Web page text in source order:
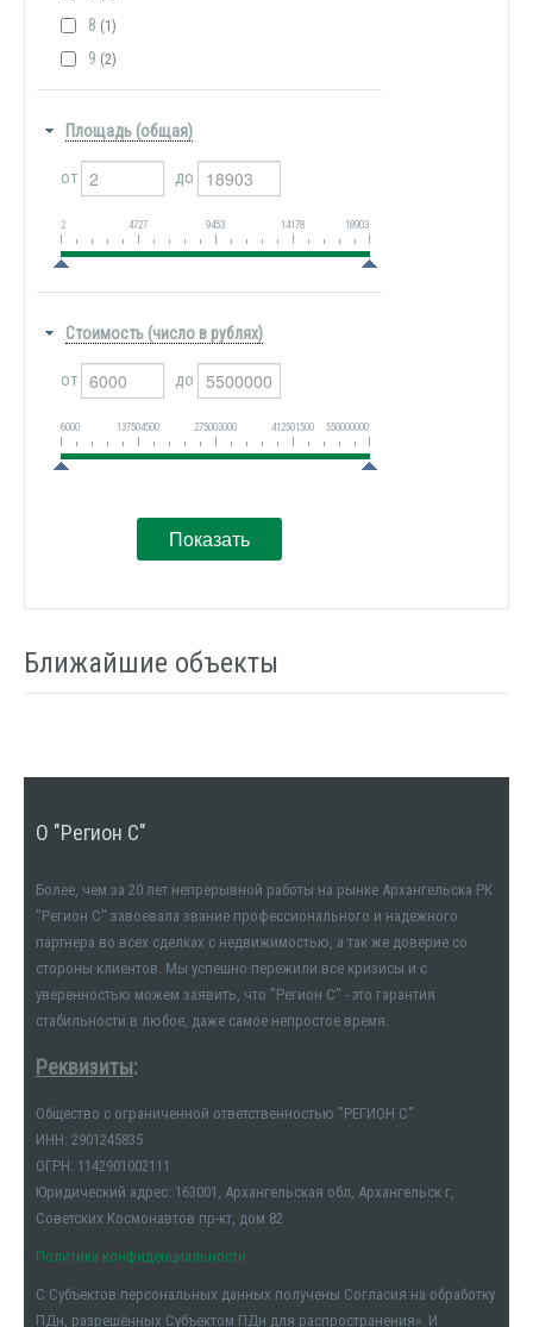
8 (1)
9 (2)
Площадь (общая)
от до
2 4727 9453 14178 18903
Стоимость (число в рублях)
от до
6000 137504500 275003000 412501500 550000000
Ближайшие объекты
О "Регион С"
Более, чем за 20 лет непрерывной работы на рынке Архангельска РК
"Регион С" завоевала звание профессионального и надежного
партнера во всех сделках с недвижимостью, а так же доверие со
стороны клиентов. Мы успешно пережили все кризисы и с
уверенностью можем заявить, что "Регион С" - это гарантия
стабильности в любое, даже самое непростое время.
Реквизиты:
Общество с ограниченной ответственностью "РЕГИОН С"
ИНН: 2901245835
ОГРН: 1142901002111
Юридический адрес: 163001, Архангельская обл, Архангельск г,
Советских Космонавтов пр-кт, дом 82
Политика конфиденциальности
С Субъектов персональных данных получены Согласия на обработку
ПДн, разрешённых Субъектом ПДн для распространения». И